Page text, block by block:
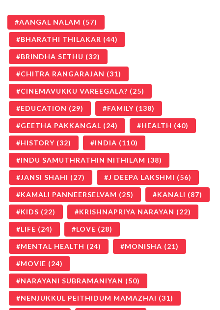
AANGAL NALAM (57)
BHARATHI THILAKAR (44)
BRINDHA SETHU (32)
CHITRA RANGARAJAN (31)
CINEMAVUKKU VAREEGALA? (25)
EDUCATION (29) FAMILY (138)
GEETHA PAKKANGAL (24) HEALTH (40)
HISTORY (32) INDIA (110)
INDU SAMUTHRATHIN NITHILAM (38)
JANSI SHAHI (27) J DEEPA LAKSHMI (56)
KAMALI PANNEERSELVAM (25) KANALI (87)
KIDS (22) KRISHNAPRIYA NARAYAN (22)
LIFE (24) LOVE (28)
MENTAL HEALTH (24) MONISHA (21)
MOVIE (24)
NARAYANI SUBRAMANIYAN (50)
NENJUKKUL PEITHIDUM MAMAZHAI (31)